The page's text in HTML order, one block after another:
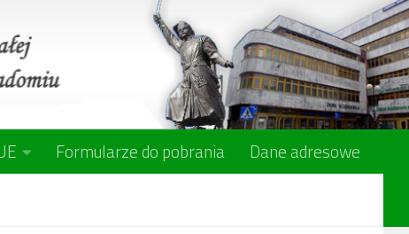
Formularze do pobrania
Dane adresowe